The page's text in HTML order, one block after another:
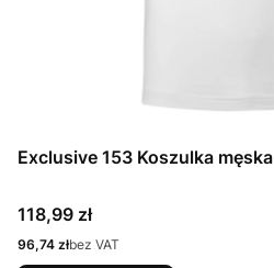
Exclusive 153 Koszulka męska
Cena
118,99 zł
Cena
96,74 złbez VAT